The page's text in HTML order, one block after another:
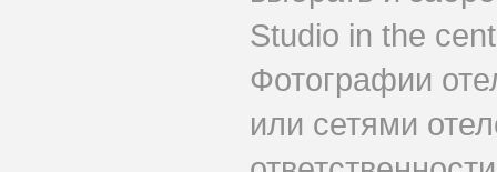
Studio in the
Фотографии
или сетями